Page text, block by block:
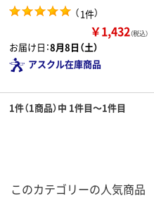
（1件）
￥1,432（税込）
お届け日：8月8日（土）
アスクル在庫商品
1件（1商品）中 1件目～1件目
このカテゴリーの人気商品